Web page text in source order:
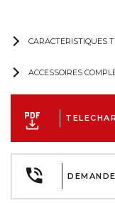
CARACTERISTIQUES
ACCESSOIRES